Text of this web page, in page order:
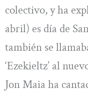
colectivo, y ha
abril) es día de
también se
‘Ezekieltz’ al
Jon Maia ha